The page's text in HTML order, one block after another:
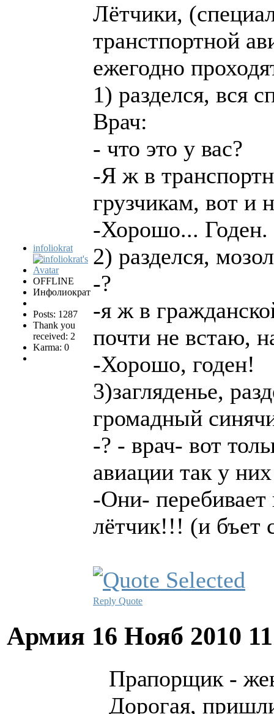
infoliokrat
OFFLINE
Инфолиократ
Posts: 1287
Thank you
received: 2
Karma: 0
Лётчики,
транстпортной
ежегодно
1) разделся, вся
Врач:
- что это у вас?
-Я ж в
грузчикам, вот и
-Хорошо... Годен.
2) разделся,
-?
-я ж в
почти не встаю,
-Хорошо, годен!
3)загляденье,
громадный
-? - врач- вот
авиации так у
-Они-
лётчик!!! (и бъет
Reply Quote
Армия 16 Нояб 2010
Прапорщик -
Дорогая,